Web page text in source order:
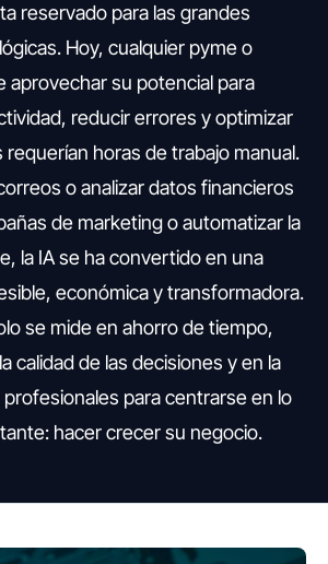
reservado para las grandes
Hoy, cualquier pyme o
aprovechar su potencial para
reducir errores y optimizar
horas de trabajo manual.
o analizar datos financieros
de marketing o automatizar la
la IA se ha convertido en una
económica y transformadora.
se mide en ahorro de tiempo,
calidad de las decisiones y en la
para centrarse en lo
hacer crecer su negocio.